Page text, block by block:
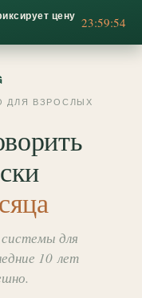
цену 23:59:51
ДЛЯ ВЗРОСЛЫХ
для
10 лет